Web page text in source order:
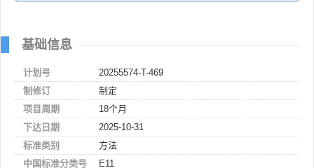
基础信息
计划号
20255574-T-469
制修订
制定
项目周期
18个月
下达日期
2025-10-31
标准类别
方法
中国标准分类号
E11